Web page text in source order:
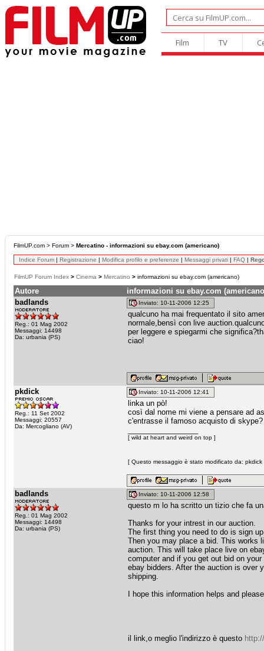
Film TV
FilmUP.com > Forum > Mercatino - informazioni su ebay.com (americano)
Indice Forum | Registrazione | Modifica profilo e preferenze | Messaggi privati | FAQ |
FilmUP Forum Index > Cinema > Mercatino > informazioni su ebay.com (americano)
Autore
informazioni su ebay.com
badlands
Reg.: 01 Mag 2002
Messaggi: 14498
Da: urbania (PS)
Inviato: 10-11-2006 12:25
qualcuno ha mai frequentato il sito
normale,bensì con live
per leggere e spiegarmi che
ciao!
pkdick
Reg.: 11 Set 2002
Messaggi: 20557
Da: Mercogliano (AV)
Inviato: 10-11-2006 12:41
linka un pò!
così dal nome mi viene a pensare ad
c'entrasse il famoso acquisto di skype?
[ wild at heart and weird on top ]
[ Questo messaggio è stato modificato da:
badlands
Reg.: 01 Mag 2002
Messaggi: 14498
Da: urbania (PS)
Inviato: 10-11-2006 12:58
questo m lo ha scritto un tizio che fa
Thanks for your intrest in our auction.
The first thing you need to do is sign
Then you may place a bid. This works
auction. This will take place live on
computer and if you get out bid on
ebay bidders. After the auction is over
shipping.
I hope this information helps and
il link,o meglio l'indirizzo è questo